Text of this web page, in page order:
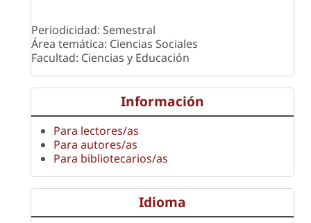
Periodicidad: Semestral
Área temática: Ciencias Sociales
Facultad: Ciencias y Educación
Información
Para lectores/as
Para autores/as
Para bibliotecarios/as
Idioma